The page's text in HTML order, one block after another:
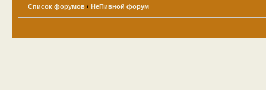
Список форумов ‹ НеПивной форум